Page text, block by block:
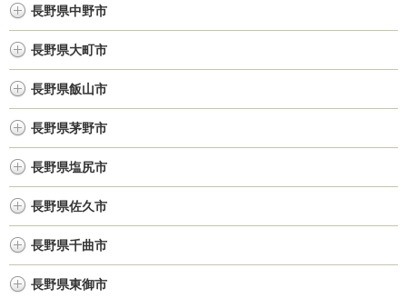
長野県中野市
長野県大町市
長野県飯山市
長野県茅野市
長野県塩尻市
長野県佐久市
長野県千曲市
長野県東御市